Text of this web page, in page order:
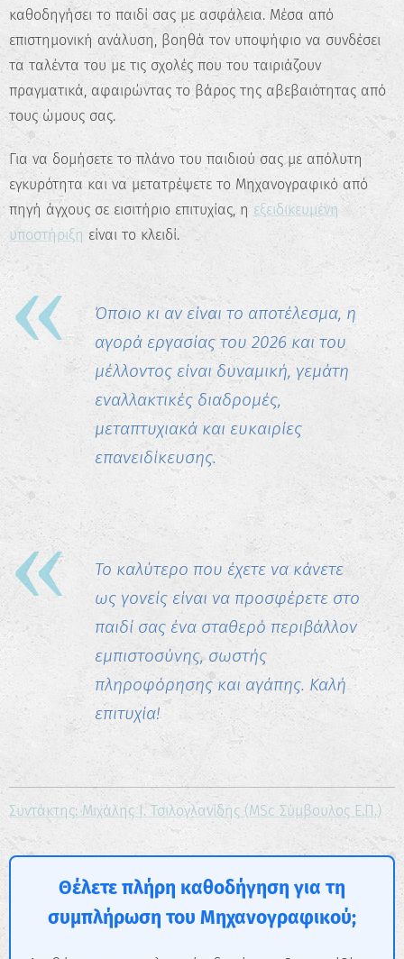
καθοδηγήσει το παιδί σας με ασφάλεια. Μέσα από
επιστημονική ανάλυση, βοηθά τον υποψήφιο να συνδέσει
τα ταλέντα του με τις σχολές που του ταιριάζουν
πραγματικά, αφαιρώντας το βάρος της αβεβαιότητας από
τους ώμους σας.
Για να δομήσετε το πλάνο του παιδιού σας με απόλυτη
εγκυρότητα και να μετατρέψετε το Μηχανογραφικό από
πηγή άγχους σε εισιτήριο επιτυχίας, η εξειδικευμένη
υποστήριξη είναι το κλειδί.
Όποιο κι αν είναι το αποτέλεσμα, η
αγορά εργασίας του 2026 και του
μέλλοντος είναι δυναμική, γεμάτη
εναλλακτικές διαδρομές,
μεταπτυχιακά και ευκαιρίες
επανειδίκευσης.
Το καλύτερο που έχετε να κάνετε
ως γονείς είναι να προσφέρετε στο
παιδί σας ένα σταθερό περιβάλλον
εμπιστοσύνης, σωστής
πληροφόρησης και αγάπης. Καλή
επιτυχία!
Συντάκτης: Μιχάλης Ι. Τσιλογλανίδης (MSc Σύμβουλος Ε.Π.)
Θέλετε πλήρη καθοδήγηση για τη
συμπλήρωση του Μηχανογραφικού;